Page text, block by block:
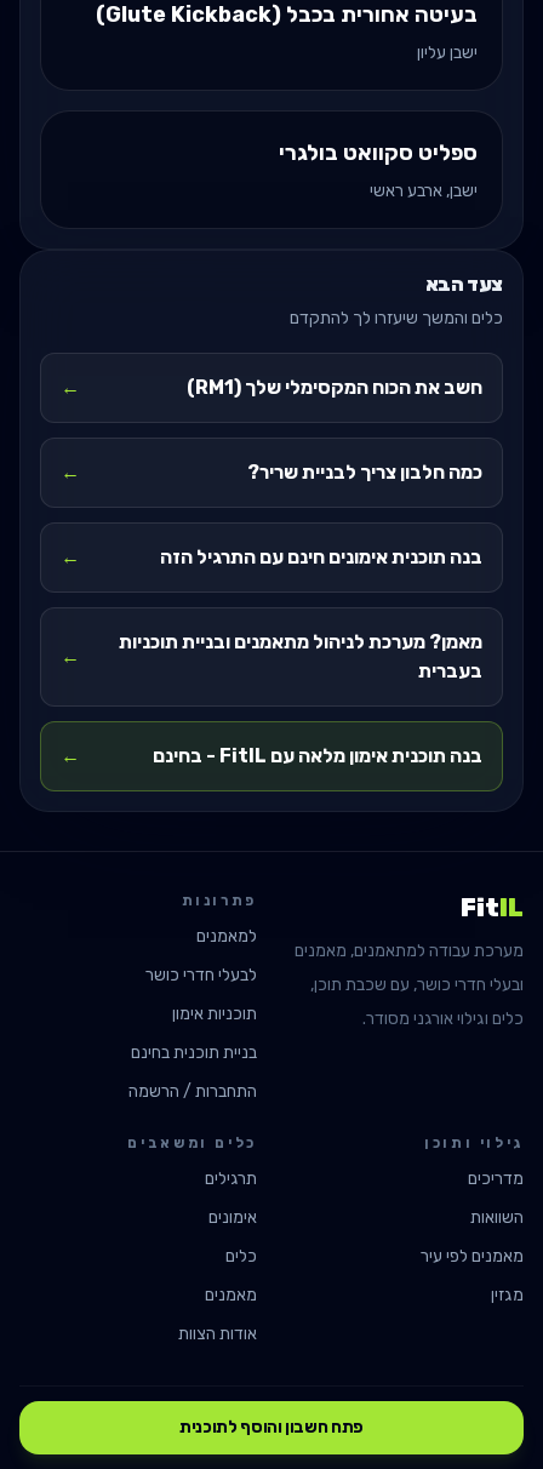
בעיטה אחורית בכבל (Glute Kickback)
ישבן עליון
ספליט סקוואט בולגרי
ישבן, ארבע ראשי
צעד הבא
כלים והמשך שיעזרו לך להתקדם
חשב את הכוח המקסימלי שלך (RM1) ←
כמה חלבון צריך לבניית שריר? ←
בנה תוכנית אימונים חינם עם התרגיל הזה ←
מאמן? מערכת לניהול מתאמנים ובניית תוכניות
בעברית
←
בנה תוכנית אימון מלאה עם FitIL - בחינם ←
פתח חשבון והוסף לתוכנית
FitIL
מערכת עבודה למתאמנים, מאמנים
ובעלי חדרי כושר, עם שכבת תוכן,
כלים וגילוי אורגני מסודר.
פתרונות
למאמנים
לבעלי חדרי כושר
תוכניות אימון
בניית תוכנית בחינם
התחברות / הרשמה
גילוי ותוכן
מדריכים
השוואות
מאמנים לפי עיר
מגזין
כלים ומשאבים
תרגילים
אימונים
כלים
מאמנים
אודות הצוות
מדיניות פרטיות